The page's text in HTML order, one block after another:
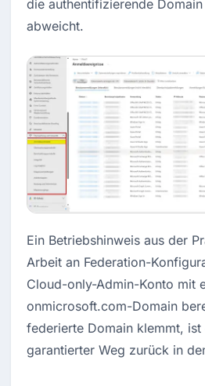
abweicht.
Ein Betriebshinweis aus der
Arbeit an Federation-
Cloud-only-Admin-Konto mit
onmicrosoft.com-Domain
federierte Domain klemmt,
garantierter Weg zurück in